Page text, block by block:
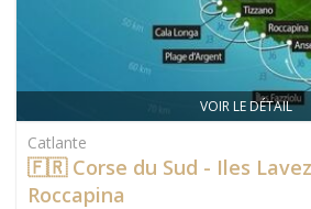
VOIR LE DÉTAIL
Catlante
🇫🇷 Corse du Sud - Iles
Roccapina